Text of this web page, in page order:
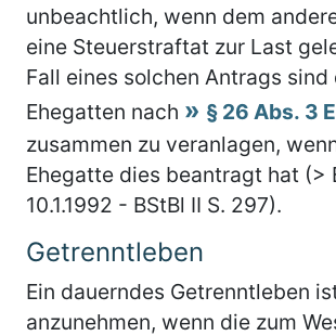
unbeachtlich, wenn dem
eine Steuerstraftat zur Last
Fall eines solchen Antrags sind
Ehegatten nach
§ 26 Abs. 3
zusammen zu veranlagen,
Ehegatte dies beantragt hat (>
10.1.1992 - BStBl II S. 297).
Getrenntleben
Ein dauerndes Getrenntleben
anzunehmen, wenn die zum